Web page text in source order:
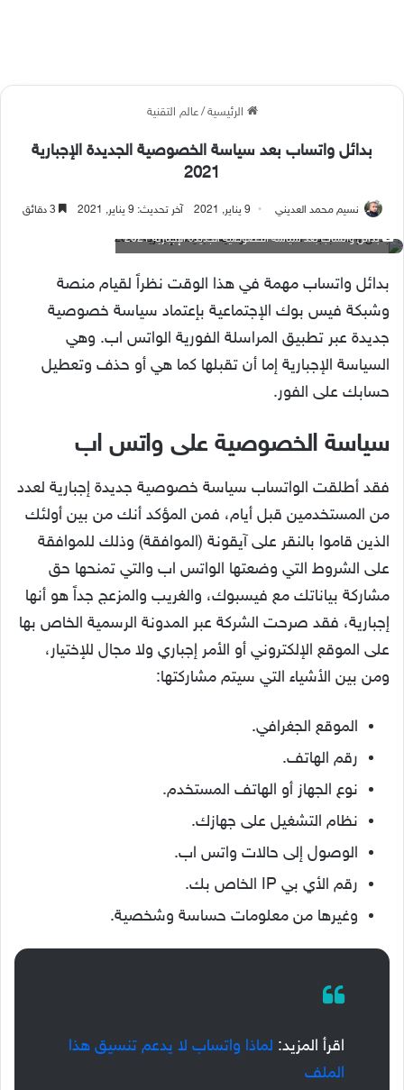
الرئيسية / عالم التقنية
بدائل واتساب بعد سياسة الخصوصية الجديدة الإجبارية
2021
نسيم محمد العديني 9 يناير, 2021 آخر تحديث: 9 يناير, 2021
بدائل واتساب بعد سياسة الخصوصية الجديدة الإجبارية 2021
بدائل واتساب مهمة في هذا الوقت نظراً لقيام منصة
وشبكة فيس بوك الإجتماعية بإعتماد سياسة خصوصية
جديدة عبر تطبيق المراسلة الفورية الواتس اب. وهي
السياسة الإجبارية إما أن تقبلها كما هي أو حذف وتعطيل
حسابك على الفور.
سياسة الخصوصية على واتس اب
فقد أطلقت الواتساب سياسة خصوصية جديدة إجبارية لعدد
من المستخدمين قبل أيام، فمن المؤكد أنك من بين أولئك
الذين قاموا بالنقر على آيقونة (الموافقة) وذلك للموافقة
على الشروط التي وضعتها الواتس اب والتي تمنحها حق
مشاركة بياناتك مع فيسبوك، والغريب والمزعج جداً هو أنها
إجبارية، فقد صرحت الشركة عبر المدونة الرسمية الخاص بها
على الموقع الإلكتروني أو الأمر إجباري ولا مجال للإختيار،
ومن بين الأشياء التي سيتم مشاركتها:
الموقع الجغرافي.
رقم الهاتف.
نوع الجهاز أو الهاتف المستخدم.
نظام التشغيل على جهازك.
الوصول إلى حالات واتس اب.
رقم الأي بي IP الخاص بك.
وغيرها من معلومات حساسة وشخصية.
اقرأ المزيد: لماذا واتساب لا يدعم تنسيق هذا
الملف